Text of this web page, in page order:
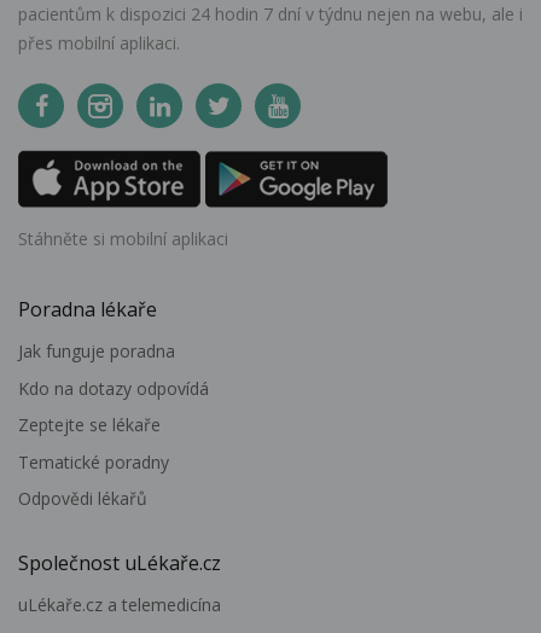
pacientům k dispozici 24 hodin 7 dní v týdnu nejen na webu, ale i
přes mobilní aplikaci.
Stáhněte si mobilní aplikaci
Poradna lékaře
Jak funguje poradna
Kdo na dotazy odpovídá
Zeptejte se lékaře
Tematické poradny
Odpovědi lékařů
Společnost uLékaře.cz
uLékaře.cz a telemedicína